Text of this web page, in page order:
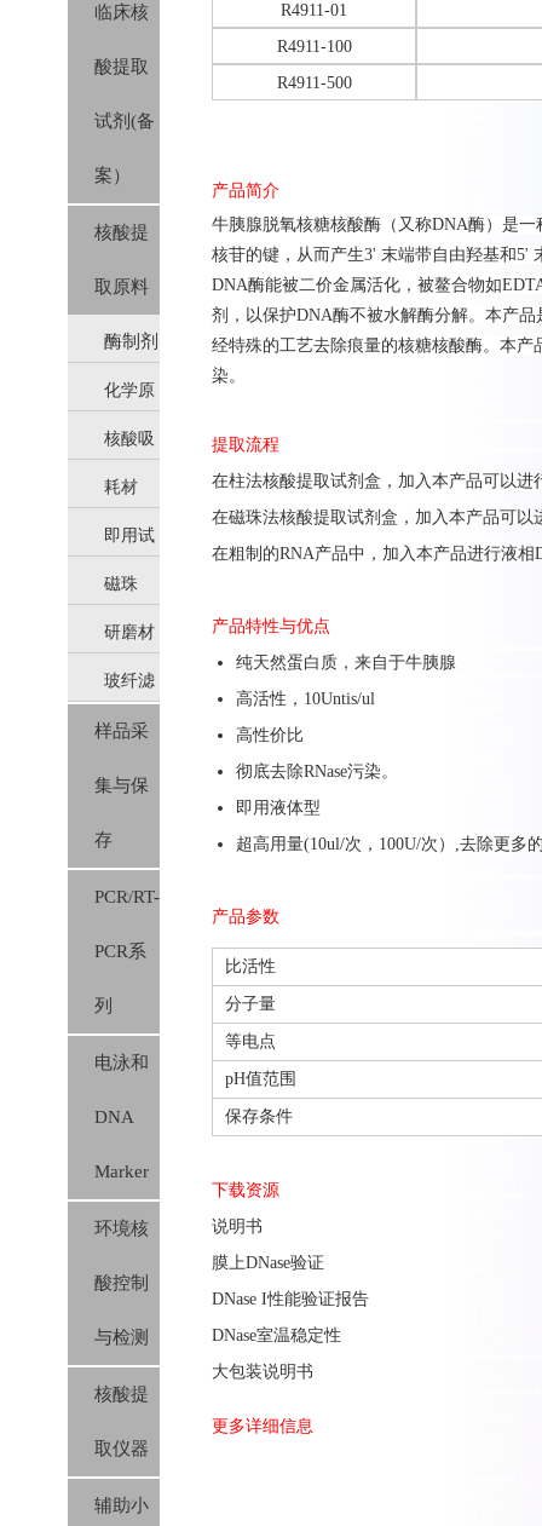
临床核
酸提取
试剂(备
案）
核酸提
取原料
酶制剂
化学原
料
核酸吸
附柱
耗材
即用试
剂
磁珠
研磨材
料
玻纤滤
膜（硅
胶膜）
样品采
集与保
存
PCR/RT-
PCR系
列
电泳和
DNA
Marker
环境核
酸控制
与检测
核酸提
取仪器
辅助小
R4911-01
R4911-100
R4911-500
产品简介
牛胰腺脱氧核糖核酸酶（又称DNA酶）是
核苷的键，从而产生3' 末端带自由羟基和5'
DNA酶能被二价金属活化，被鳌合物如
剂，以保护DNA酶不被水解酶分解。本产品
经特殊的工艺去除痕量的核糖核酸酶。本产
染。
提取流程
在柱法核酸提取试剂盒，加入本产品可以进
在磁珠法核酸提取试剂盒，加入本产品可以
在粗制的RNA产品中，加入本产品进行液
产品特性与优点
纯天然蛋白质，来自于牛胰腺
高活性，10Untis/ul
高性价比
彻底去除RNase污染。
即用液体型
超高用量(10ul/次，100U/次）,去除更多
产品参数
比活性
分子量
等电点
pH值范围
保存条件
下载资源
说明书
膜上DNase验证
DNase I性能验证报告
DNase室温稳定性
大包装说明书
更多详细信息